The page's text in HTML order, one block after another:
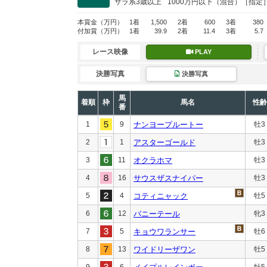
サラ系3歳以上 1000万円以下 （混合）［指定
本賞金 （万円） 1着 1,500 2着 600 3着
380
付加賞 （万円） 1着 39.9 2着 11.4 3着 5.7
レース映像 PLAY
決勝写真 決勝写真
着順 枠
馬
番
馬名 性齢
1 9 ナンヨープルートー 牡3
2 1 アスターゴールド 牡3
3 11 オクラホマ 牡3
4 16 サウスザスナイパー 牡3
5 4 コティニャック 牡5
6 12 バニーテール 牝3
7 5 キョウワランサー 牡6
8 13 ワイドリーザワン 牡5